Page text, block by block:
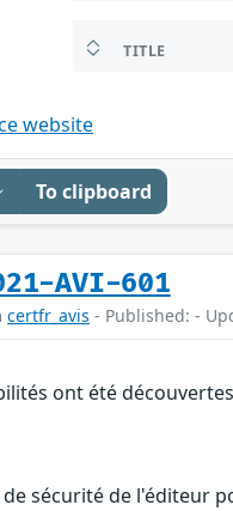
TITLE
website
To clipboard
AVI-601
certfr_avis - Published: -
ont été
sécurité de l'éditeur